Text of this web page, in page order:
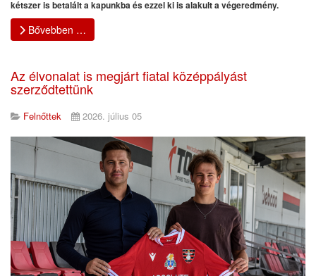
kétszer is betalált a kapunkba és ezzel ki is alakult a végeredmény.
Bővebben …
Az élvonalat is megjárt fiatal középpályást
szerződtettünk
Felnőttek 2026. július 05